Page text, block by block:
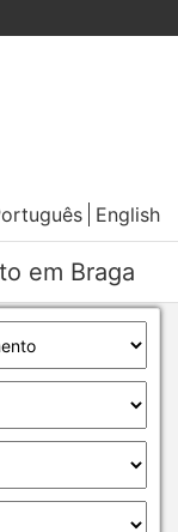
English
em Braga